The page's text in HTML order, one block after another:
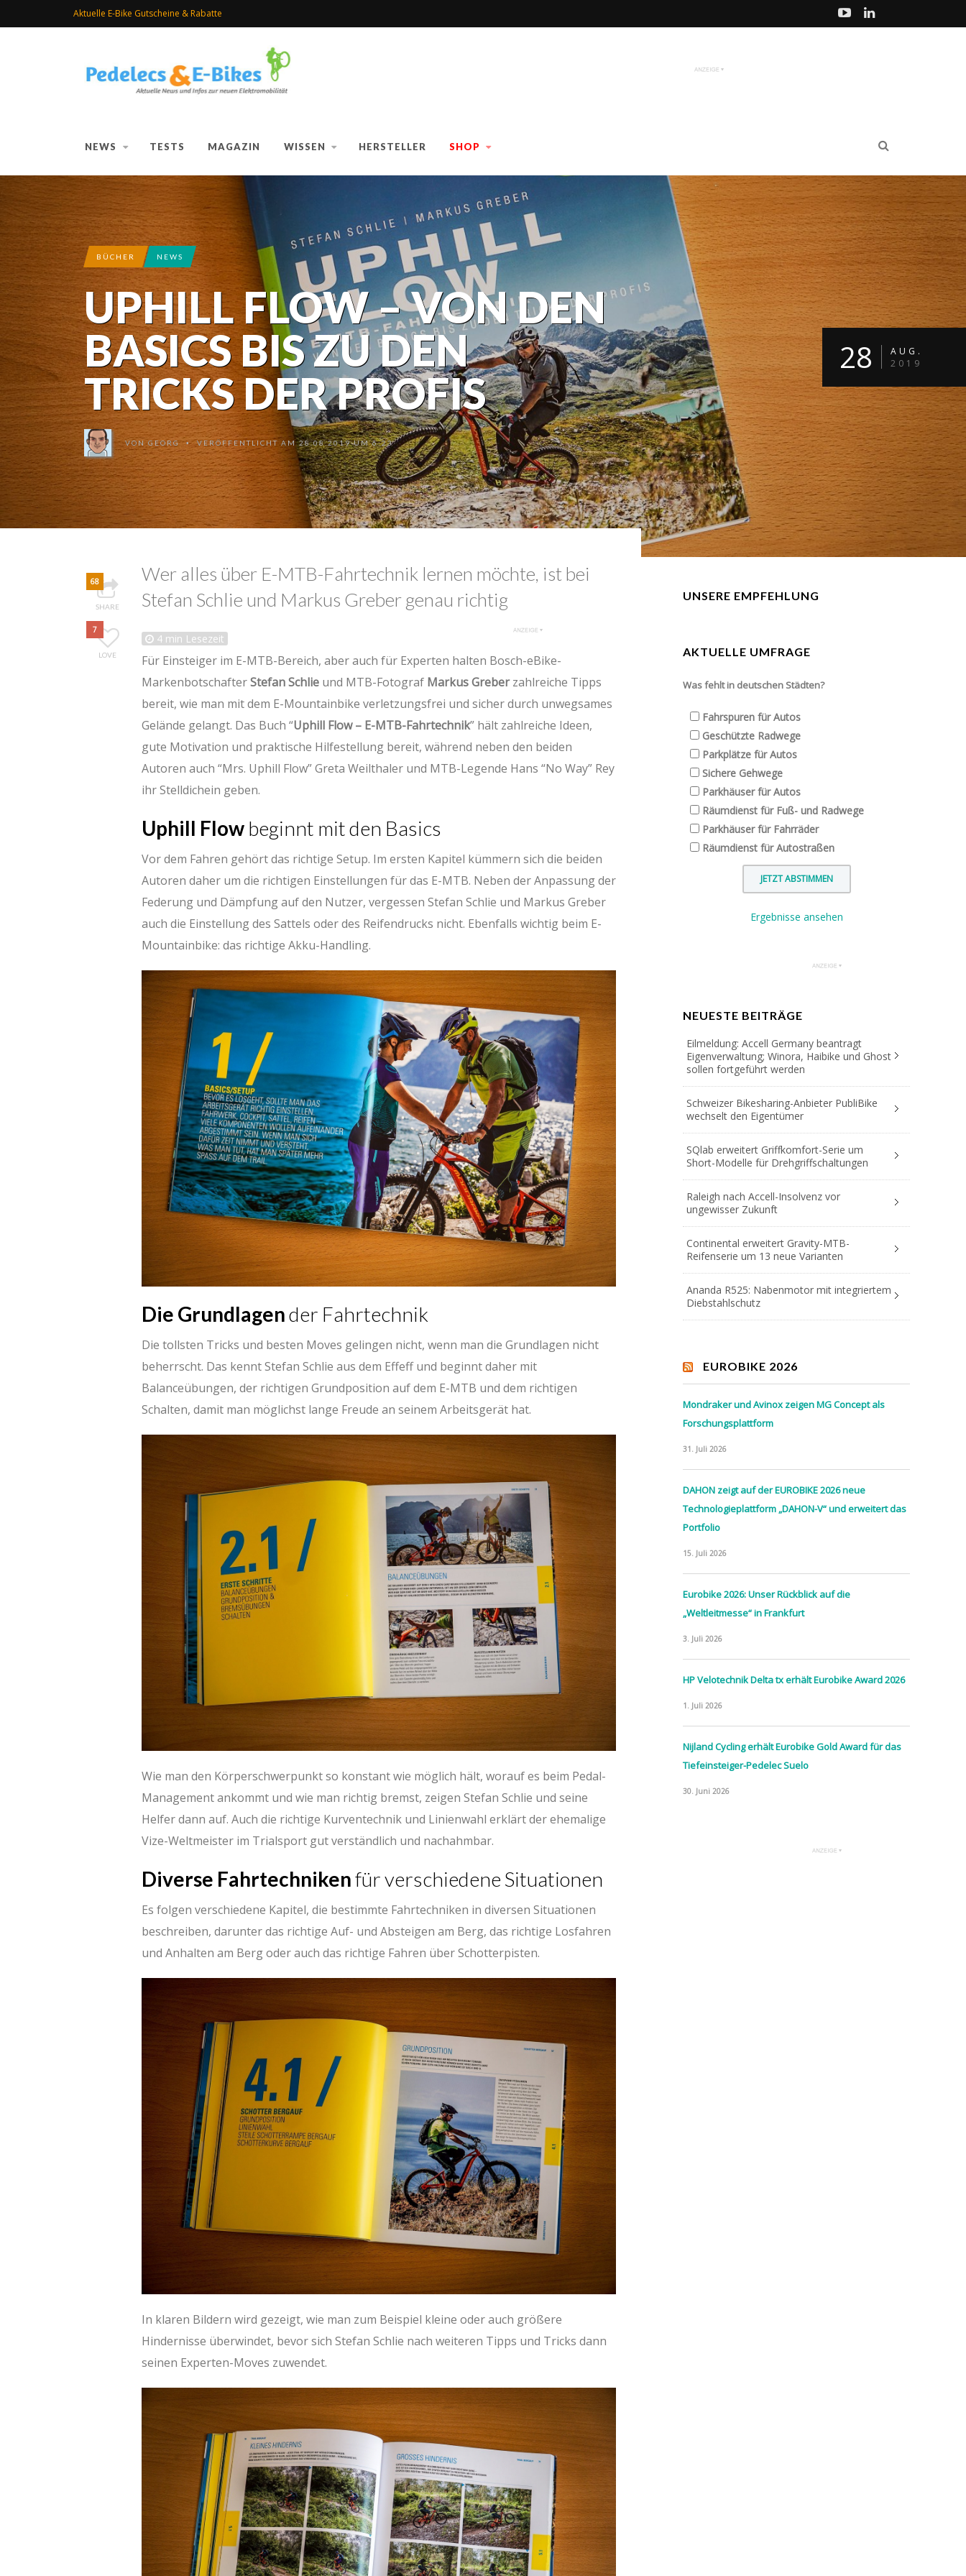
Aktuelle E-Bike Gutscheine & Rabatte
NEWS TESTS MAGAZIN WISSEN HERSTELLER SHOP
BÜCHER NEWS
UPHILL FLOW – VON DEN
BASICS BIS ZU DEN
TRICKS DER PROFIS
VONGEORG •VERÖFFENTLICHT AM 28.08.2019 UM 6:23
28
AUG.
2019
68
SHARE
7
LOVE
Wer alles über E-MTB-Fahrtechnik lernen möchte, ist bei
Stefan Schlie und Markus Greber genau richtig
4 min Lesezeit
Für Einsteiger im E-MTB-Bereich, aber auch für Experten halten Bosch-eBike-
MarkenbotschafterStefan Schlie und MTB-Fotograf Markus Greberzahlreiche Tipps
bereit, wie man mit dem E-Mountainbike verletzungsfrei und sicher durch unwegsames
Gelände gelangt. Das Buch “Uphill Flow – E-MTB-Fahrtechnik” hält zahlreiche Ideen,
gute Motivation und praktische Hilfestellung bereit, während neben den beiden
Autoren auch “Mrs. Uphill Flow” Greta Weilthaler und MTB-Legende Hans “No Way” Rey
ihr Stelldichein geben.
Uphill Flow beginnt mit den Basics
Vor dem Fahren gehört das richtige Setup. Im ersten Kapitel kümmern sich die beiden
Autoren daher um die richtigen Einstellungen für das E-MTB. Neben der Anpassung der
Federung und Dämpfung auf den Nutzer, vergessen Stefan Schlie und Markus Greber
auch die Einstellung des Sattels oder des Reifendrucks nicht. Ebenfalls wichtig beim E-
Mountainbike: das richtige Akku-Handling.
Die Grundlagender Fahrtechnik
Die tollsten Tricks und besten Moves gelingen nicht, wenn man die Grundlagen nicht
beherrscht. Das kennt Stefan Schlie aus dem Effeff und beginnt daher mit
Balanceübungen, der richtigen Grundposition auf dem E-MTB und dem richtigen
Schalten, damit man möglichst lange Freude an seinem Arbeitsgerät hat.
Wie man den Körperschwerpunkt so konstant wie möglich hält, worauf es beim Pedal-
Management ankommt und wie man richtig bremst, zeigen Stefan Schlie und seine
Helfer dann auf. Auch die richtige Kurventechnik und Linienwahl erklärt der ehemalige
Vize-Weltmeister im Trialsport gut verständlich und nachahmbar.
Diverse Fahrtechnikenfür verschiedene Situationen
Es folgen verschiedene Kapitel, die bestimmte Fahrtechniken in diversen Situationen
beschreiben, darunter das richtige Auf- und Absteigen am Berg, das richtige Losfahren
und Anhalten am Berg oder auch das richtige Fahren über Schotterpisten.
In klaren Bildern wird gezeigt, wie man zum Beispiel kleine oder auch größere
Hindernisse überwindet, bevor sich Stefan Schlie nach weiteren Tipps und Tricks dann
seinen Experten-Moves zuwendet.
UNSERE EMPFEHLUNG
AKTUELLE UMFRAGE
Was fehlt in deutschen Städten?
Fahrspuren für Autos
Geschützte Radwege
Parkplätze für Autos
Sichere Gehwege
Parkhäuser für Autos
Räumdienst für Fuß- und Radwege
Parkhäuser für Fahrräder
Räumdienst für Autostraßen
Ergebnisse ansehen
NEUESTE BEITRÄGE
Eilmeldung: Accell Germany beantragt
Eigenverwaltung; Winora, Haibike und Ghost
sollen fortgeführt werden
Schweizer Bikesharing-Anbieter PubliBike
wechselt den Eigentümer
SQlab erweitert Griffkomfort-Serie um
Short-Modelle für Drehgriffschaltungen
Raleigh nach Accell-Insolvenz vor
ungewisser Zukunft
Continental erweitert Gravity-MTB-
Reifenserie um 13 neue Varianten
Ananda R525: Nabenmotor mit integriertem
Diebstahlschutz
EUROBIKE 2026
Mondraker und Avinox zeigen MG Concept als
Forschungsplattform
31. Juli 2026
DAHON zeigt auf der EUROBIKE 2026 neue
Technologieplattform „DAHON-V“ und erweitert das
Portfolio
15. Juli 2026
Eurobike 2026: Unser Rückblick auf die
„Weltleitmesse“ in Frankfurt
3. Juli 2026
HP Velotechnik Delta tx erhält Eurobike Award 2026
1. Juli 2026
Nijland Cycling erhält Eurobike Gold Award für das
Tiefeinsteiger-Pedelec Suelo
30. Juni 2026